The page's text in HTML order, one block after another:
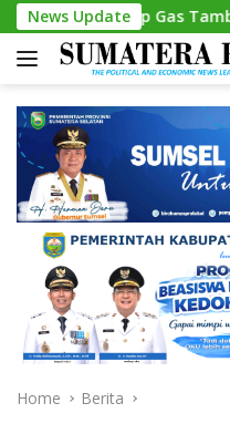
Skip
to
content
News Update
Gas Tambah Kursi
Home Berita